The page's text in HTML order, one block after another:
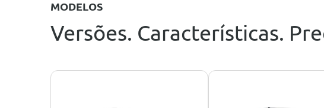
MODELOS
Versões. Características.